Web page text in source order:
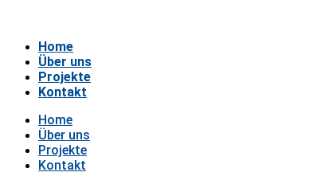
Home
Über uns
Projekte
Kontakt
Home
Über uns
Projekte
Kontakt